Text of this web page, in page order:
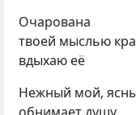
Очарована
твоей мыслью
вдыхаю её
Нежный мой,